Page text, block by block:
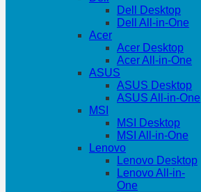
Dell Desktop
Dell All-in-One
Acer
Acer Desktop
Acer All-in-One
ASUS
ASUS Desktop
ASUS All-in-One
MSI
MSI Desktop
MSI All-in-One
Lenovo
Lenovo Desktop
Lenovo All-in-
One